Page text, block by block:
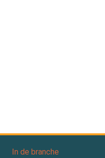
In de branche